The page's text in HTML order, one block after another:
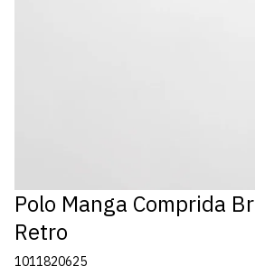
Polo Manga Comprida
Retro
1011820625